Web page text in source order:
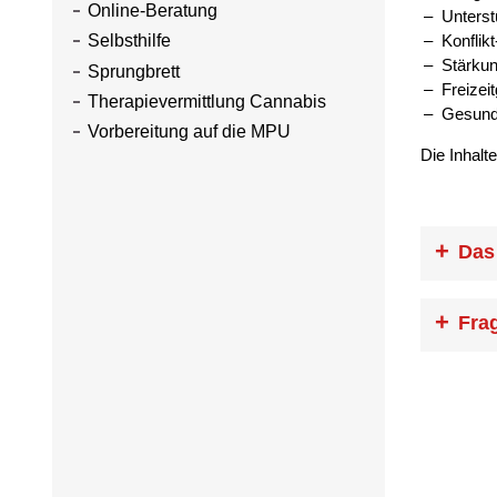
Online-Beratung
Selbsthilfe
Sprungbrett
Therapievermittlung Cannabis
Vorbereitung auf die MPU
Die